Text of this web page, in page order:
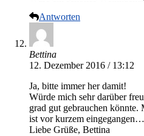
Antworten
Bettina
12. Dezember 2016 / 13:12
Ja, bitte immer her damit!
Würde mich sehr darüber
grad gut gebrauchen könnte.
ist vor kurzem eingegangen…
Liebe Grüße, Bettina